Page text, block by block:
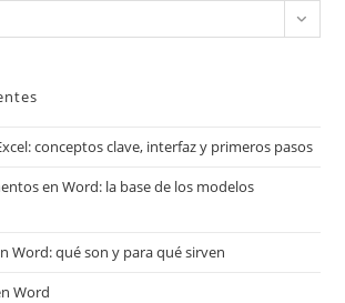
conceptos clave, interfaz y primeros pasos
en Word: la base de los modelos
Word: qué son y para qué sirven
Word